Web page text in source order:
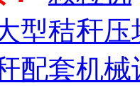
型秸秆压
配套机械